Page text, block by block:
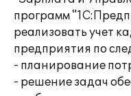
программ
реализовать учет
предприятия по
- планирование
- решение задач